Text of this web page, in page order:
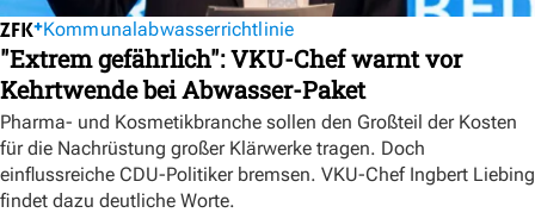
Kommunalabwasserrichtlinie
"Extrem gefährlich": VKU-Chef warnt vor
Kehrtwende bei Abwasser-Paket
Pharma- und Kosmetikbranche sollen den Großteil der Kosten
für die Nachrüstung großer Klärwerke tragen. Doch
einflussreiche CDU-Politiker bremsen. VKU-Chef Ingbert Liebing
findet dazu deutliche Worte.